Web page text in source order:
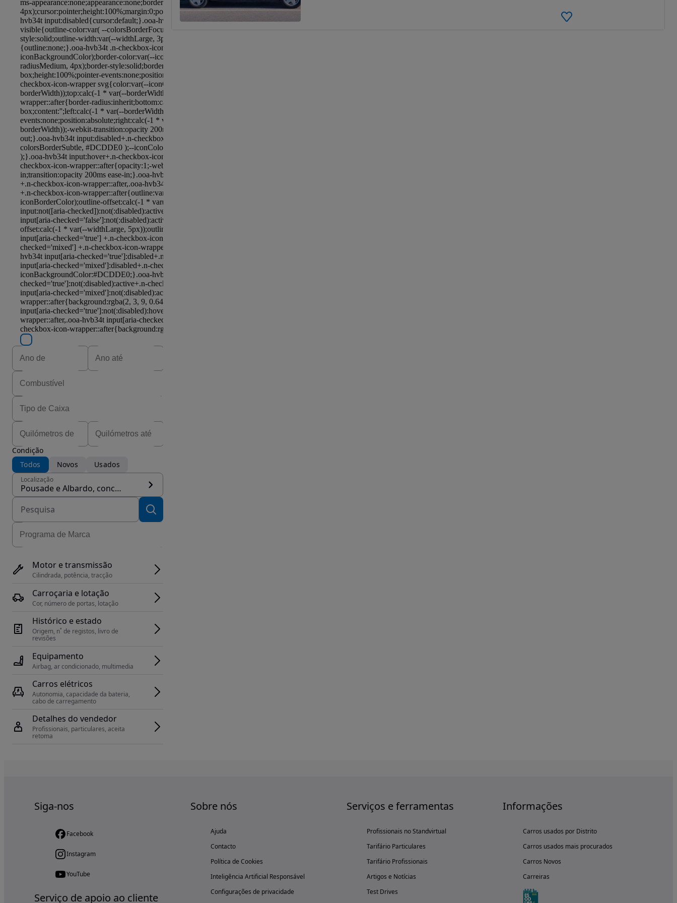
Condição
Todos
Novos Usados
Localização
Pousade e Albardo, concelho Guarda
Motor e transmissão
Cilindrada, potência, tracção
Carroçaria e lotação
Cor, número de portas, lotação
Histórico e estado
Origem, n˚ de registos, livro de
revisões
Equipamento
Airbag, ar condicionado, multimedia
Carros elétricos
Autonomia, capacidade da bateria,
cabo de carregamento
Detalhes do vendedor
Profissionais, particulares, aceita
retoma
Siga-nos
Facebook
Instagram
YouTube
Serviço de apoio ao cliente
Sobre nós
Ajuda
Contacto
Política de Cookies
Inteligência Artificial Responsável
Configurações de privacidade
Serviços e ferramentas
Profissionais no Standvirtual
Tarifário Particulares
Tarifário Profissionais
Artigos e Notícias
Test Drives
Informações
Carros usados por Distrito
Carros usados mais procurados
Carros Novos
Carreiras